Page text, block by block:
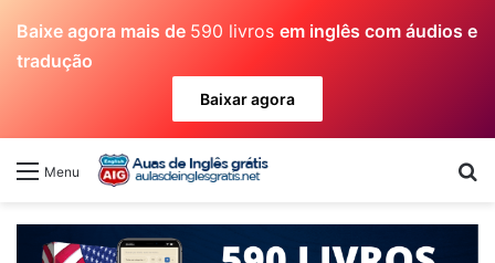
Baixe agora mais de 590 livros em inglês com áudios e
tradução
Baixar agora
Menu